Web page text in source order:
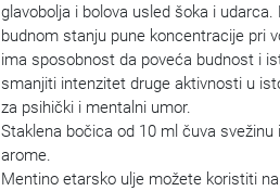
glavobolja i bolova usled šoka i
budnom stanju pune koncentracije pri
ima sposobnost da poveća budnost i
smanjiti intenzitet druge aktivnosti u
za psihički i mentalni umor.
Staklena bočica od 10 ml čuva
arome.
Mentino etarsko ulje možete koristiti